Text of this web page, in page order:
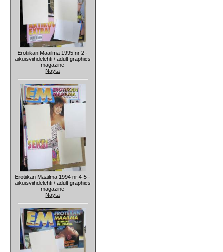
Erotiikan Maailma 1995 nr 2 -
aikuisviihdelehti / adult graphics
magazine
Näytä
Erotiikan Maailma 1994 nr 4-5 -
aikuisviihdelehti / adult graphics
magazine
Näytä